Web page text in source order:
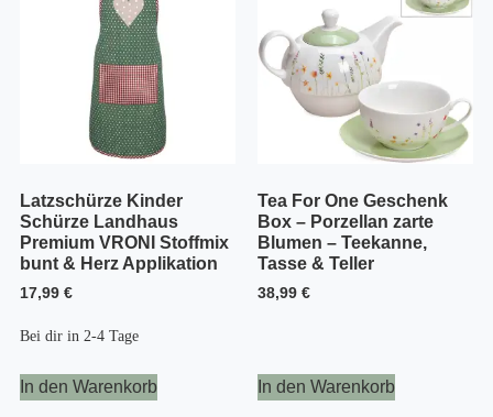
Latzschürze Kinder
Schürze Landhaus
Premium VRONI Stoffmix
bunt & Herz Applikation
17,99 €
Bei dir in 2-4 Tage
In den Warenkorb
Tea For One Geschenk
Box – Porzellan zarte
Blumen – Teekanne,
Tasse & Teller
38,99 €
In den Warenkorb